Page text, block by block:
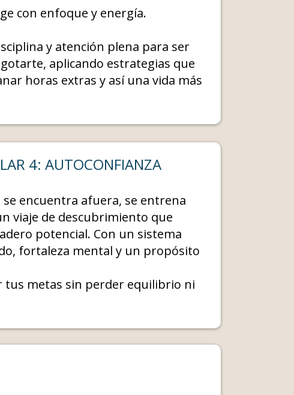
con enfoque y energía.
y atención plena para ser
aplicando estrategias que
horas extras y así una vida más
4: AUTOCONFIANZA
se encuentra afuera, se entrena
viaje de descubrimiento que
potencial. Con un sistema
fortaleza mental y un propósito
tus metas sin perder equilibrio ni